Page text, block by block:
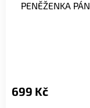
PENĚŽENKA
699 Kč